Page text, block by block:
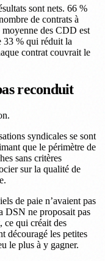
sont nets. 66 %
de contrats à
moyenne des CDD est
33 % qui réduit la
contrat couvrait le
reconduit
syndicales se sont
que le périmètre de
sans critères
sur la qualité de
de paie n’avaient pas
DSN ne proposait pas
ce qui créait des
découragé les petites
le plus à y gagner.